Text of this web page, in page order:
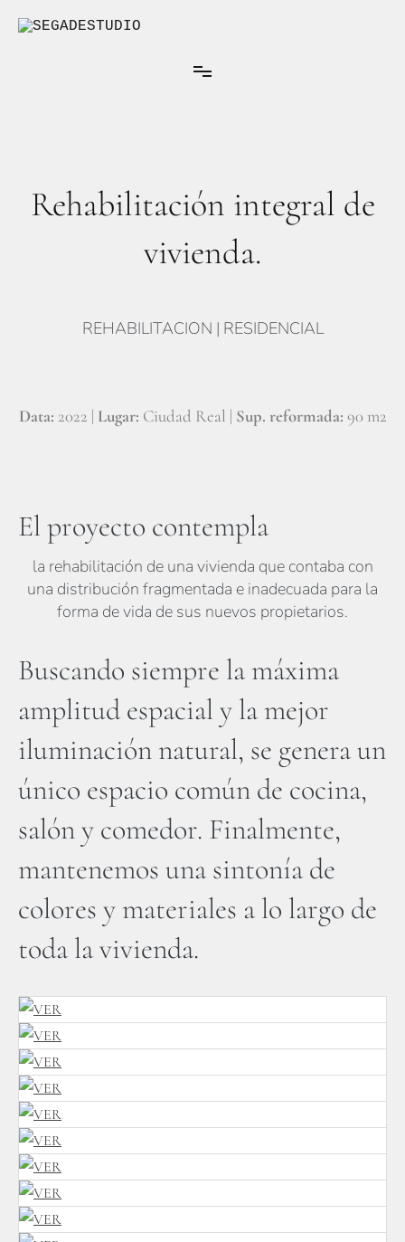
Rehabilitación integral de
vivienda.
REHABILITACION | RESIDENCIAL
Data: 2022 | Lugar: Ciudad Real | Sup. reformada: 90 m2
El proyecto contempla
la rehabilitación de una vivienda que contaba con
una distribución fragmentada e inadecuada para la
forma de vida de sus nuevos propietarios.
Buscando siempre la máxima
amplitud espacial y la mejor
iluminación natural, se genera un
único espacio común de cocina,
salón y comedor. Finalmente,
mantenemos una sintonía de
colores y materiales a lo largo de
toda la vivienda.